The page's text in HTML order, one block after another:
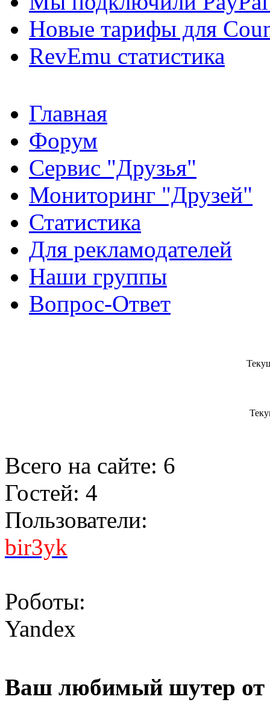
Новые тарифы для
RevEmu статистика
Главная
Форум
Сервис "Друзья"
Мониторинг "Друзей"
Статистика
Для рекламодателей
Наши группы
Вопрос-Ответ
Всего на сайте: 6
Гостей: 4
Пользователи:
bir3yk
Роботы:
Yandex
Ваш любимый шутер от